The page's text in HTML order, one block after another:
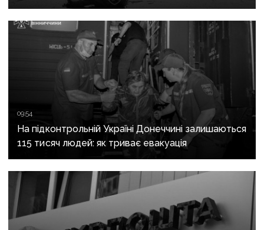
критично зруйнована
09:54
На підконтрольній Україні Донеччині залишаються
115 тисяч людей: як триває евакуація